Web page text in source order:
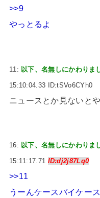
>>9
やっとるよ
11: 以下、名無しにかわりま
15:10:04.33 ID:tSVo6CYh0
ニュースとか見ないと
16: 以下、名無しにかわりま
15:11:17.71 ID:dj2j87Lq0
>>11
うーんケースバイケース